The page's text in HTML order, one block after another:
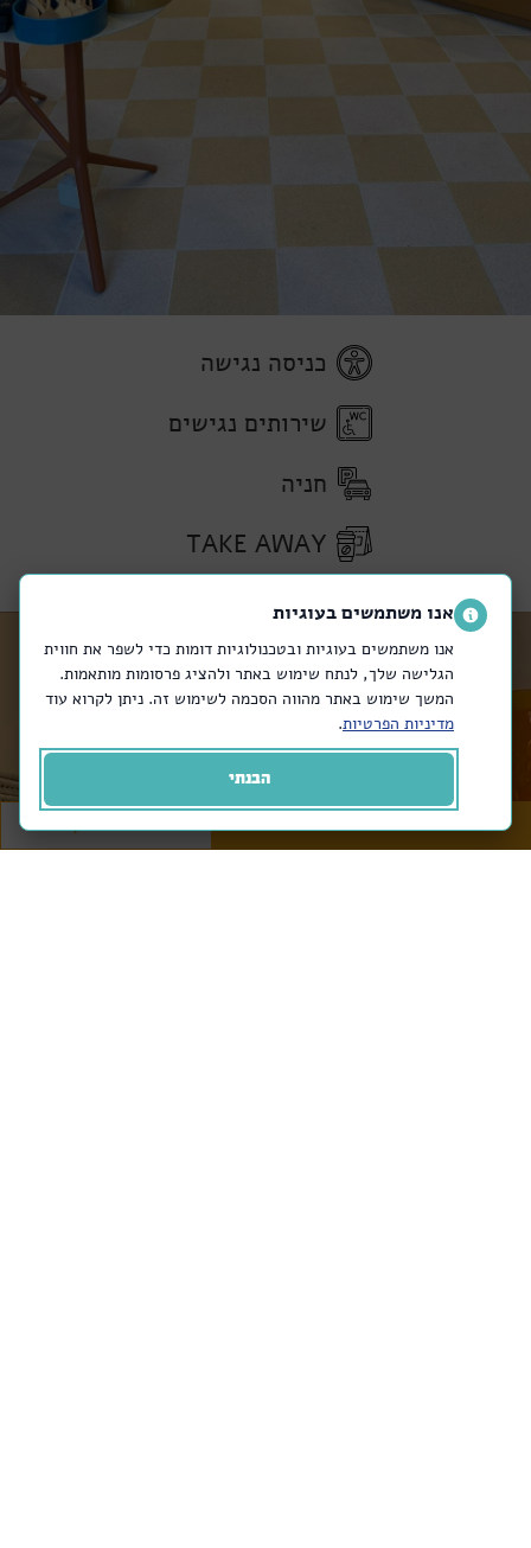
כניסה נגישה
שירותים נגישים
חניה
TAKE AWAY
אנו משתמשים בעוגיות
אנו משתמשים בעוגיות ובטכנולוגיות דומות כדי לשפר את חווית
הגלישה שלך, לנתח שימוש באתר ולהציג פרסומות מותאמות.
המשך שימוש באתר מהווה הסכמה לשימוש זה. ניתן לקרוא עוד
מדיניות הפרטיות.
הבנתי